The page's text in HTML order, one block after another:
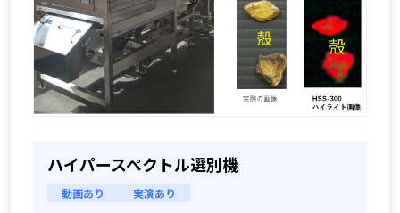
ハイパースペクトル選別機
動画あり 実演あり